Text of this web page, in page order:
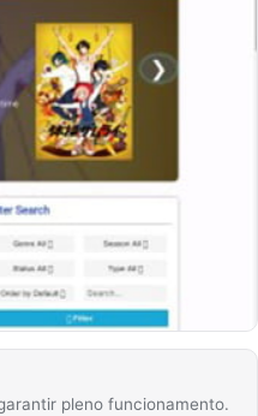
pleno funcionamento.